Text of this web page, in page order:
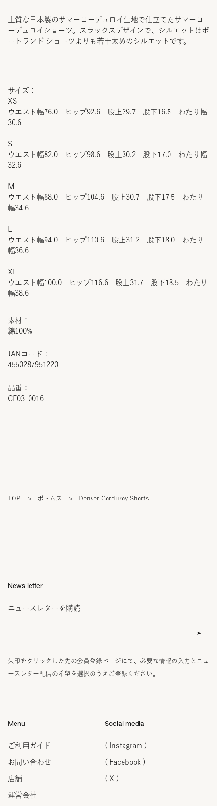
JANコード：
4550287951220
品番：
CF03-0016
上質な日本製のサマーコーデュロイ生地で仕立てたサマーコ
ーデュロイショーツ。スラックスデザインで、シルエットはポ
ートランド ショーツよりも若干太めのシルエットです。
サイズ：
XS
ウエスト幅76.0 ヒップ92.6 股上29.7 股下16.5 わたり幅
30.6
S
ウエスト幅82.0 ヒップ98.6 股上30.2 股下17.0 わたり幅
32.6
M
ウエスト幅88.0 ヒップ104.6 股上30.7 股下17.5 わたり
幅34.6
ウエスト幅94.0 ヒップ110.6 股上31.2 股下18.0 わたり
幅36.6
XL
ウエスト幅100.0 ヒップ116.6 股上31.7 股下18.5 わたり
幅38.6
素材：
綿100%
TOP > ボトムス > Denver Corduroy Shorts
News letter
ニュースレターを購読
矢印をクリックした先の会員登録ページにて、必要な情報の入力とニュ
ースレター配信の希望を選択のうえご登録ください。
Menu
ご利用ガイド
お問い合わせ
店舗
運営会社
Social media
( Instagram )
( Facebook )
( X )